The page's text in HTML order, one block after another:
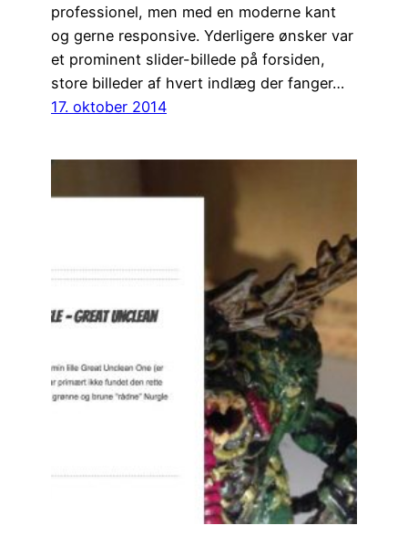
professionel, men med en moderne kant
og gerne responsive. Yderligere ønsker var
et prominent slider-billede på forsiden,
store billeder af hvert indlæg der fanger…
17. oktober 2014